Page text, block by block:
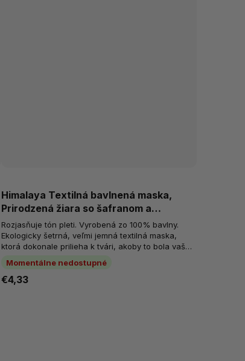
Himalaya Textilná bavlnená maska,
Prirodzená žiara so šafranom a
vitamínom C
Momentálne nedostupné
€4,33
Rozjasňuje tón pleti. Vyrobená zo 100% bavlny.
Ekologicky šetrná, veľmi jemná textilná maska,
ktorá dokonale prilieha k tvári, akoby to bola vaša